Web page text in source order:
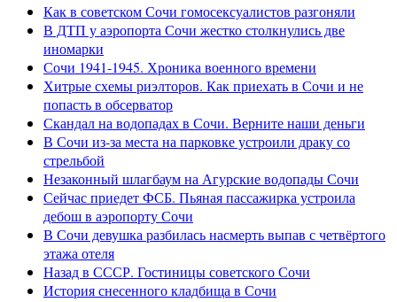
Как в советском Сочи гомосексуалистов разгоняли
В ДТП у аэропорта Сочи жестко столкнулись две
иномарки
Сочи 1941-1945. Хроника военного времени
Хитрые схемы риэлторов. Как приехать в Сочи и не
попасть в обсерватор
Скандал на водопадах в Сочи. Верните наши деньги
В Сочи из-за места на парковке устроили драку со
стрельбой
Незаконный шлагбаум на Агурские водопады Сочи
Сейчас приедет ФСБ. Пьяная пассажирка устроила
дебош в аэропорту Сочи
В Сочи девушка разбилась насмерть выпав с четвёртого
этажа отеля
Назад в СССР. Гостиницы советского Сочи
История снесенного кладбища в Сочи